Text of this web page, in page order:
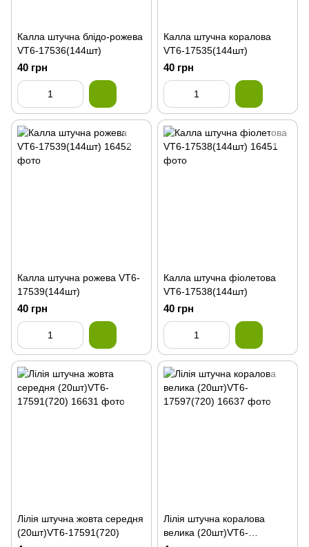
Калла штучна блідо-рожева
VT6-17536(144шт)
40 грн
Калла штучна коралова
VT6-17535(144шт)
40 грн
Калла штучна рожева VT6-
17539(144шт)
40 грн
Калла штучна фіолетова
VT6-17538(144шт)
40 грн
Лілія штучна жовта середня
(20шт)VT6-17591(720)
Лілія штучна коралова
велика (20шт)VT6-